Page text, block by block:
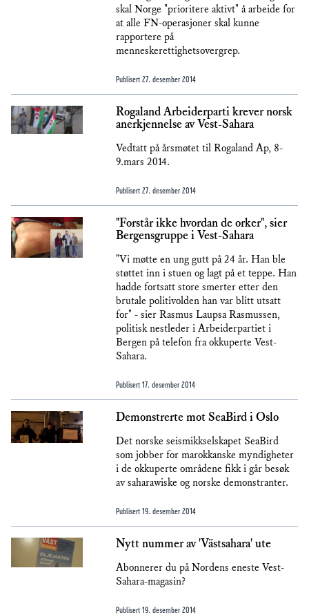
skal Norge "prioritere aktivt" å arbeide for
at alle FN-operasjoner skal kunne
rapportere på
menneskerettighetsovergrep.
Publisert 27. desember 2014
Rogaland Arbeiderparti krever norsk
anerkjennelse av Vest-Sahara
Vedtatt på årsmøtet til Rogaland Ap, 8-
9.mars 2014.
Publisert 27. desember 2014
"Forstår ikke hvordan de orker", sier
Bergensgruppe i Vest-Sahara
"Vi møtte en ung gutt på 24 år. Han ble
støttet inn i stuen og lagt på et teppe. Han
hadde fortsatt store smerter etter den
brutale politivolden han var blitt utsatt
for" - sier Rasmus Laupsa Rasmussen,
politisk nestleder i Arbeiderpartiet i
Bergen på telefon fra okkuperte Vest-
Sahara.
Publisert 17. desember 2014
Demonstrerte mot SeaBird i Oslo
Det norske seismikkselskapet SeaBird
som jobber for marokkanske myndigheter
i de okkuperte områdene fikk i går besøk
av saharawiske og norske demonstranter.
Publisert 19. desember 2014
Nytt nummer av 'Västsahara' ute
Abonnerer du på Nordens eneste Vest-
Sahara-magasin?
Publisert 19. desember 2014